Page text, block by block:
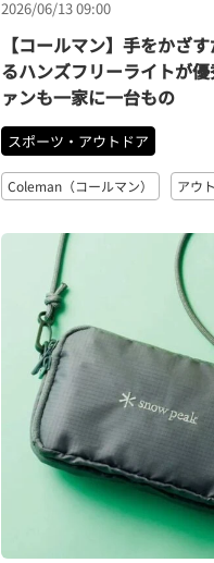
2026/06/13 09:00
【コールマン】手をかざ
るハンズフリーライトが
ァンも一家に一台もの
スポーツ・アウトドア
Coleman（コールマン） アウ